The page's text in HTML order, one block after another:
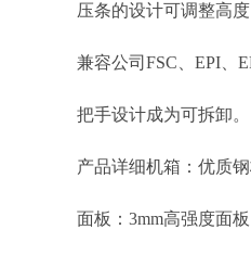
压条的设计可调整高度
兼容公司FSC、EPI、
把手设计成为可拆卸。
产品详细机箱：优质钢
面板：3mm高强度面板